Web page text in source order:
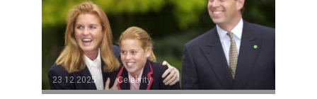
23.12.2025 Celebrity